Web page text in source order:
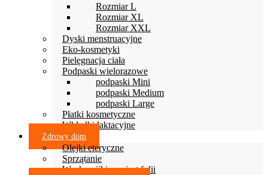
Rozmiar L
Rozmiar XL
Rozmiar XXL
Dyski menstruacyjne
Eko-kosmetyki
Pielęgnacja ciała
Podpaski wielorazowe
podpaski Mini
podpaski Medium
podpaski Large
Płatki kosmetyczne
Wkładki laktacyjne
Zdrowy dom
Olejki eteryczne
Sprzątanie
Woskowijki zamiast folii